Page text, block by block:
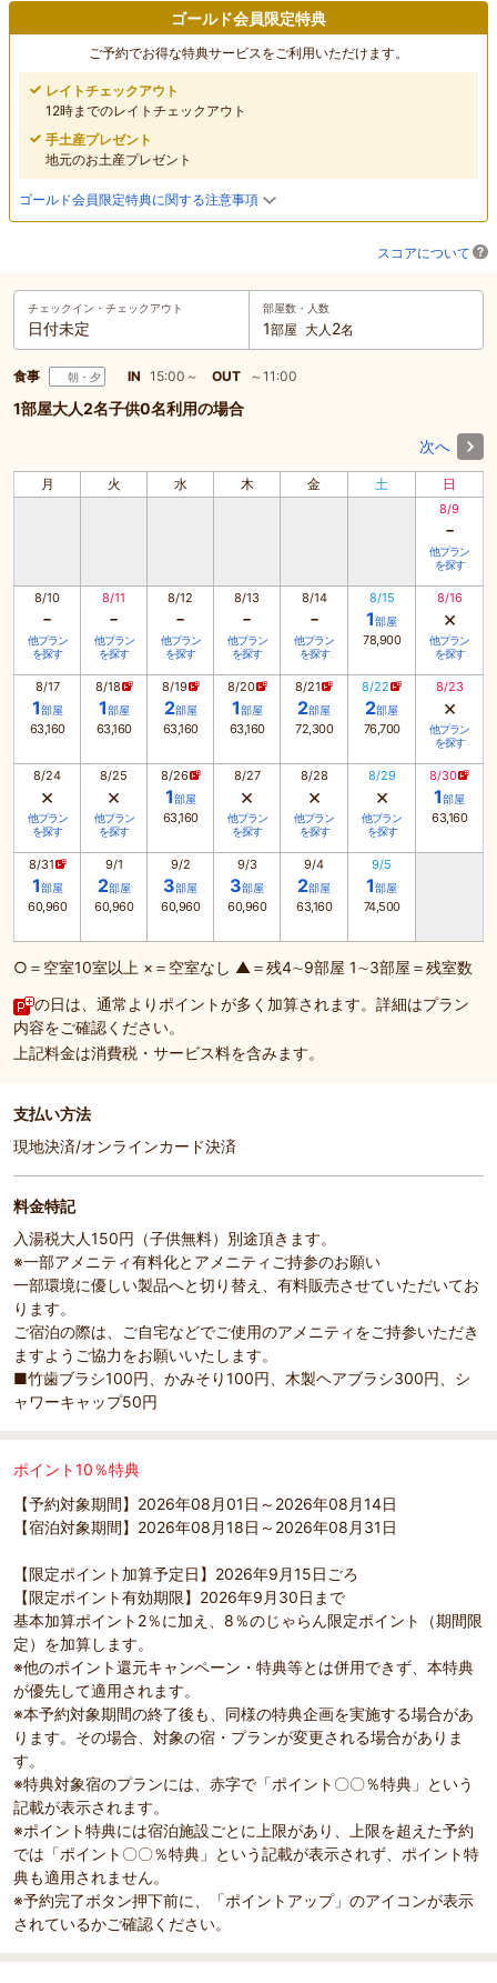
ゴールド会員限定特典
ご予約でお得な特典サービスをご利用いただけます。
レイトチェックアウト
12時までのレイトチェックアウト
手土産プレゼント
地元のお土産プレゼント
ゴールド会員限定特典に関する注意事項
スコアについて
チェックイン・ チェックアウト
日付未定
部屋数・人数
1部屋 大人 2名
食事 朝・夕 IN 15:00～ OUT ～11:00
1部屋大人2名子供0名利用の場合
次へ
月 火 水 木 金 土 日
8/9
-
他プラン
を探す
8/10
-
他プラン
を探す
8/11
-
他プラン
を探す
8/12
-
他プラン
を探す
8/13
-
他プラン
を探す
8/14
-
他プラン
を探す
8/15
1部屋
78,900
8/16
×
他プラン
を探す
8/17
1部屋
63,160
8/18
1部屋
63,160
8/19
2部屋
63,160
8/20
1部屋
63,160
8/21
2部屋
72,300
8/22
2部屋
76,700
8/23
×
他プラン
を探す
8/24
×
他プラン
を探す
8/25
×
他プラン
を探す
8/26
1部屋
63,160
8/27
×
他プラン
を探す
8/28
×
他プラン
を探す
8/29
×
他プラン
を探す
8/30
1部屋
63,160
8/31
1部屋
60,960
9/1
2部屋
60,960
9/2
3部屋
60,960
9/3
3部屋
60,960
9/4
2部屋
63,160
9/5
1部屋
74,500
○＝空室10室以上 ×＝空室なし ▲＝残4∼9部屋 1∼3部屋＝残室数
の日は、通常よりポイントが多く加算されます。詳細はプラン
内容をご確認ください。
上記料金は消費税・サービス料を含みます。
支払い方法
現地決済/オンラインカード決済
料金特記
入湯税大人150円（子供無料）別途頂きます。
※一部アメニティ有料化とアメニティご持参のお願い
一部環境に優しい製品へと切り替え、有料販売させていただいてお
ります。
ご宿泊の際は、ご自宅などでご使用のアメニティをご持参いただき
ますようご協力をお願いいたします。
■竹歯ブラシ100円、かみそり100円、木製ヘアブラシ300円、シ
ャワーキャップ50円
ポイント10％特典
【予約対象期間】2026年08月01日～2026年08月14日
【宿泊対象期間】2026年08月18日～2026年08月31日
【限定ポイント加算予定日】2026年9月15日ごろ
【限定ポイント有効期限】2026年9月30日まで
基本加算ポイント2％に加え、8％のじゃらん限定ポイント（期間限
定）を加算します。
※他のポイント還元キャンペーン・特典等とは併用できず、本特典
が優先して適用されます。
※本予約対象期間の終了後も、同様の特典企画を実施する場合があ
ります。その場合、対象の宿・プランが変更される場合がありま
す。
※特典対象宿のプランには、赤字で「ポイント〇〇％特典」という
記載が表示されます。
※ポイント特典には宿泊施設ごとに上限があり、上限を超えた予約
では「ポイント〇〇％特典」という記載が表示されず、ポイント特
典も適用されません。
※予約完了ボタン押下前に、「ポイントアップ」のアイコンが表示
されているかご確認ください。